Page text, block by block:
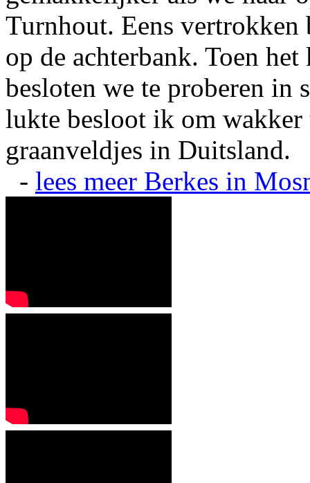
Turnhout. Eens vertrokken
op de achterbank. Toen
besloten we te proberen in
lukte besloot ik om
graanveldjes in Duitsland.
- lees meer Berkes in